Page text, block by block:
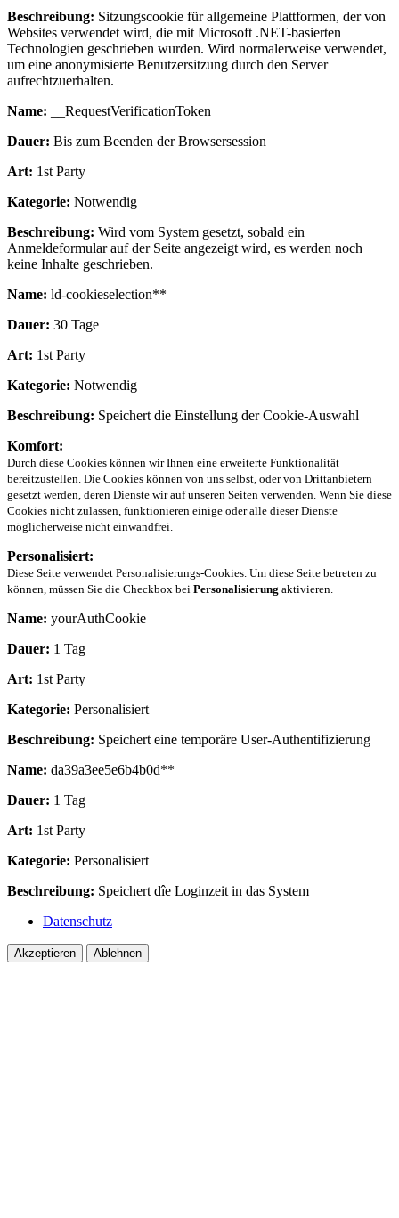
Beschreibung: Sitzungscookie für allgemeine Plattformen, der von
Websites verwendet wird, die mit Microsoft .NET-basierten
Technologien geschrieben wurden. Wird normalerweise verwendet,
um eine anonymisierte Benutzersitzung durch den Server
aufrechtzuerhalten.
Name: __RequestVerificationToken
Dauer: Bis zum Beenden der Browsersession
Art: 1st Party
Kategorie: Notwendig
Beschreibung: Wird vom System gesetzt, sobald ein
Anmeldeformular auf der Seite angezeigt wird, es werden noch
keine Inhalte geschrieben.
Name: ld-cookieselection**
Dauer: 30 Tage
Art: 1st Party
Kategorie: Notwendig
Beschreibung: Speichert die Einstellung der Cookie-Auswahl
Komfort:
Durch diese Cookies können wir Ihnen eine erweiterte Funktionalität
bereitzustellen. Die Cookies können von uns selbst, oder von Drittanbietern
gesetzt werden, deren Dienste wir auf unseren Seiten verwenden. Wenn Sie diese
Cookies nicht zulassen, funktionieren einige oder alle dieser Dienste
möglicherweise nicht einwandfrei.
Personalisiert:
Diese Seite verwendet Personalisierungs-Cookies. Um diese Seite betreten zu
können, müssen Sie die Checkbox bei Personalisierung aktivieren.
Name: yourAuthCookie
Dauer: 1 Tag
Art: 1st Party
Kategorie: Personalisiert
Beschreibung: Speichert eine temporäre User-Authentifizierung
Name: da39a3ee5e6b4b0d**
Dauer: 1 Tag
Art: 1st Party
Kategorie: Personalisiert
Beschreibung: Speichert dîe Loginzeit in das System
Datenschutz
Akzeptieren Ablehnen